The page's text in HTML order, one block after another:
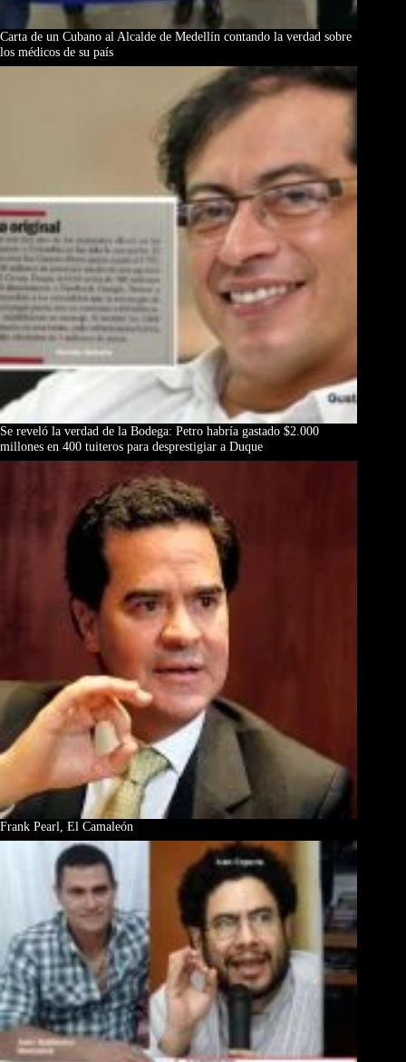
Carta de un Cubano al Alcalde de Medellín contando la verdad sobre
los médicos de su país
Se reveló la verdad de la Bodega: Petro habría gastado $2.000
millones en 400 tuiteros para desprestigiar a Duque
Frank Pearl, El Camaleón